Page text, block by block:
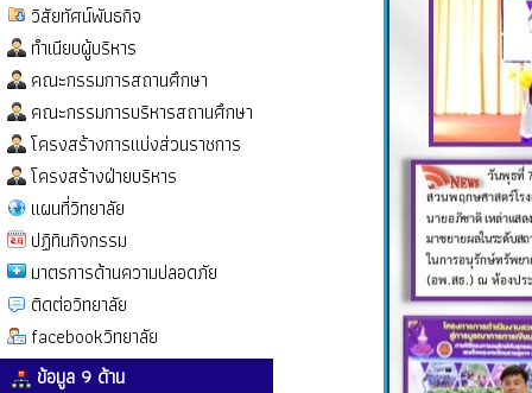
วิสัยทัศน์พันธกิจ
ทำเนียบผู้บริหาร
คณะกรรมการสถานศึกษา
คณะกรรมการบริหารสถานศึกษา
โครงสร้างการแบ่งส่วนราชการ
โครงสร้างฝ่ายบริหาร
แผนที่วิทยาลัย
ปฏิทินกิจกรรม
มาตรการด้านความปลอดภัย
ติดต่อวิทยาลัย
facebookวิทยาลัย
ข้อมูล 9 ด้าน